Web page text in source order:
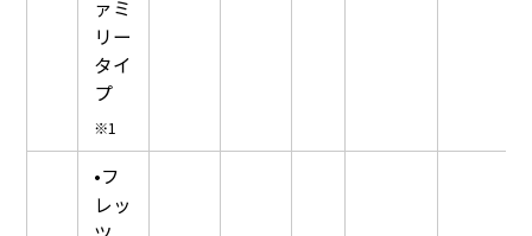
ァミ
リー
タイ
プ
※1
•フ
レッ